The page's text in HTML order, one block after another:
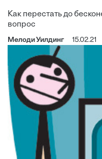
Как перестать до
вопрос
Мелоди Уилдинг 15.02.21